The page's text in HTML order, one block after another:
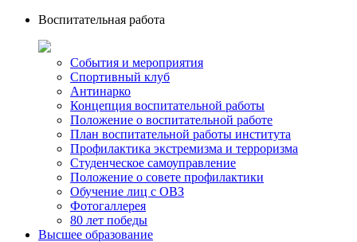
Воспитательная работа
События и мероприятия
Спортивный клуб
Антинарко
Концепция воспитательной работы
Положение о воспитательной работе
План воспитательной работы института
Профилактика экстремизма и терроризма
Студенческое самоуправление
Положение о совете профилактики
Обучение лиц с ОВЗ
Фотогаллерея
80 лет победы
Высшее образование